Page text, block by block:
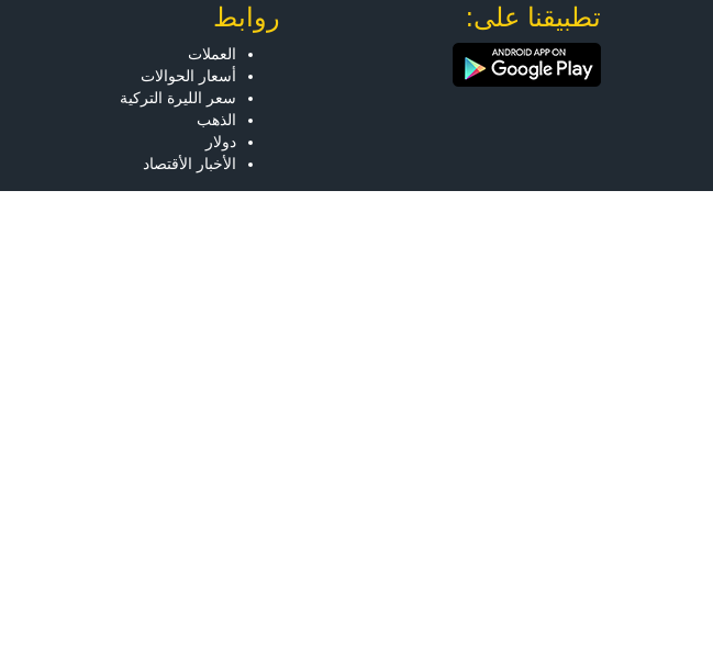
تطبيقنا على: روابط
العملات
أسعار الحوالات
سعر الليرة التركية
الذهب
دولار
الأخبار الأقتصاد